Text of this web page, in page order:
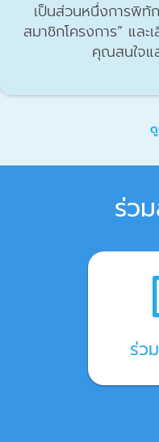
เป็นส่วนหนึ่งการพิทั
สมาชิกโครงการ” แล
คุณสนใจแ
ร่ว
ร่ว